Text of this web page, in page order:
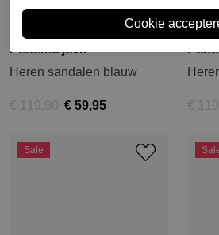
Panama jack
Heren sandalen blauw
€ 119,90 € 59,95 €
Sale